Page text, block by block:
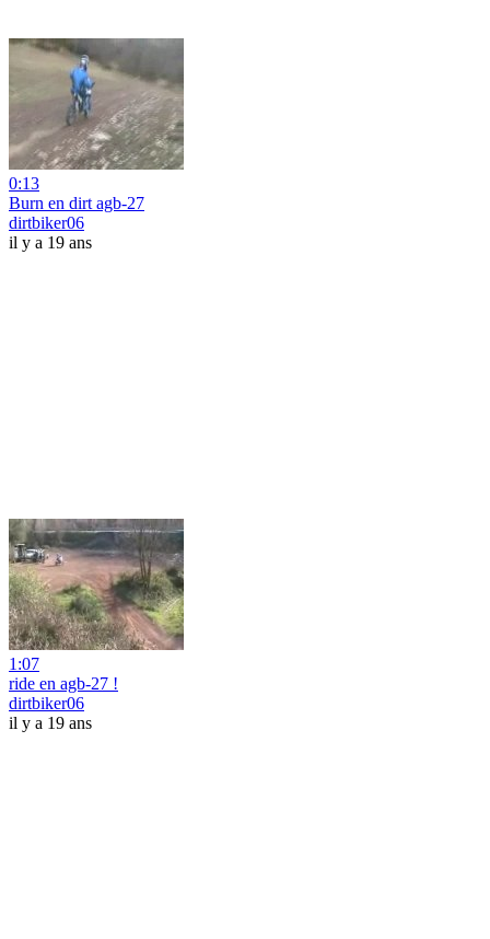
0:13
Burn en dirt agb-27
dirtbiker06
il y a 19 ans
1:07
ride en agb-27 !
dirtbiker06
il y a 19 ans